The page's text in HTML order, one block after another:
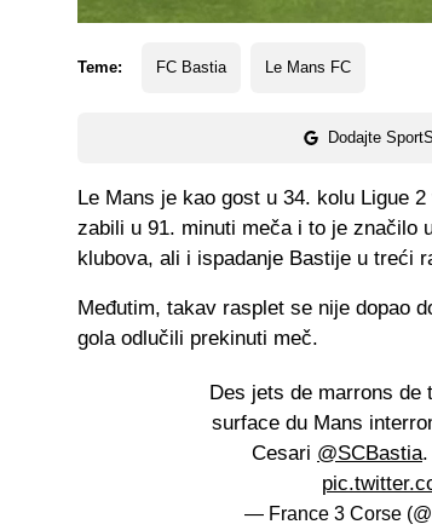
Teme: FC Bastia Le Mans FC
Dodajte
Le Mans je kao gost u 34. kolu Ligue
zabili u 91. minuti meča i to je značilo
klubova, ali i ispadanje Bastije u treći
Međutim, takav rasplet se nije dopao
gola odlučili prekinuti meč.
Des jets de marrons de
surface du Mans
Cesari @SCBastia.
— France 3 Corse